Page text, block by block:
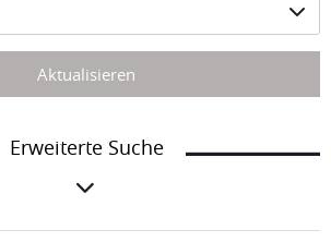
Aktualisieren
Erweiterte Suche